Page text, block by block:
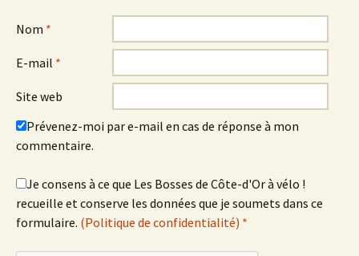
Nom *
E-mail *
Site web
Prévenez-moi par e-mail en cas de réponse à mon
commentaire.
Je consens à ce que Les Bosses de Côte-d'Or à vélo !
recueille et conserve les données que je soumets dans ce
formulaire. (Politique de confidentialité) *